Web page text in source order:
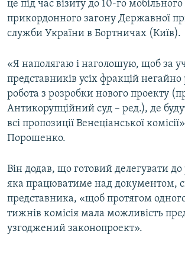
ДОЛУЧАЙСЯ!
Усі сайти RFE/RL
це під час візиту до 10-го мобільного
прикордонного загону Державної
служби України в Бортничах (Київ).
«Я наполягаю і наголошую, щоб за
представників усіх фракцій негайно
робота з розробки нового проекту
Антикорупційний суд – ред.), де
всі пропозиції Венеціанської
Порошенко.
Він додав, що готовий делегувати до
яка працюватиме над документом,
представника, «щоб протягом
тижнів комісія мала можливість
узгоджений законопроект».